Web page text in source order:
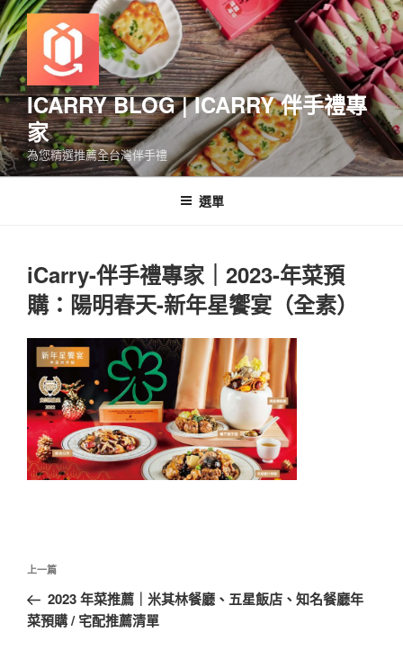
跳
至
主
要
內
容
ICARRY BLOG | ICARRY 伴手禮專
家
為您精選推薦全台灣伴手禮
選單
iCarry-伴手禮專家｜2023-年菜預
購：陽明春天-新年星饗宴（全素）
文
導
覽
上
一
篇
上一篇
2023 年菜推薦｜米其林餐廳、五星飯店、知名餐廳年
菜預購 / 宅配推薦清單